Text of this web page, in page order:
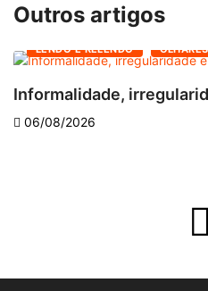
Outros artigos
LENDO E RELENDO OLHARES
Informalidade,
06/08/2026